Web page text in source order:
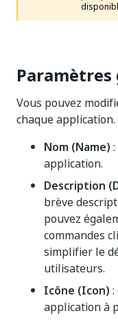
Vous pouvez
chaque
Nom (Name)
application.
Description
brève
pouvez
commandes
simplifier le
utilisateurs.
Icône (Icon)
application à